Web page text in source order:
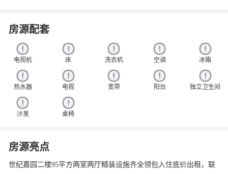
房源配套
电视机 床 洗衣机 空调 冰箱
热水器 电视 宽带 阳台 独立卫生间
沙发 桌椅
房源亮点
世纪嘉园二楼95平方两室两厅精装设施齐全领包入住底价出租，联